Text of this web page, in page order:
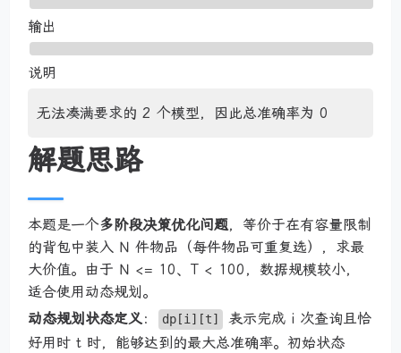
输出
说明
无法凑满要求的 2 个模型，因此总准确率为 0
解题思路
本题是一个多阶段决策优化问题，等价于在有容量限制
的背包中装入 N 件物品（每件物品可重复选），求最
大价值。由于 N <= 10、T < 100，数据规模较小，
适合使用动态规划。
动态规划状态定义 ： dp[i][t]
表示完成 i 次查询且恰
好用时 t 时，能够达到的最大总准确率。初始状态